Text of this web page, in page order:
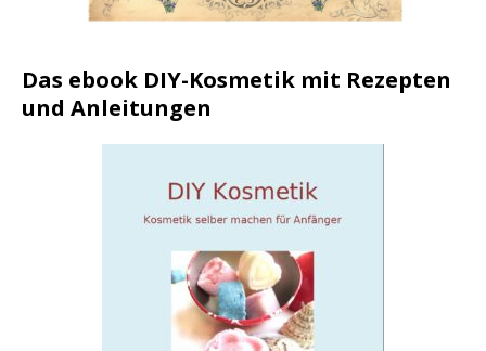
Das ebook DIY-Kosmetik mit Rezepten
und Anleitungen